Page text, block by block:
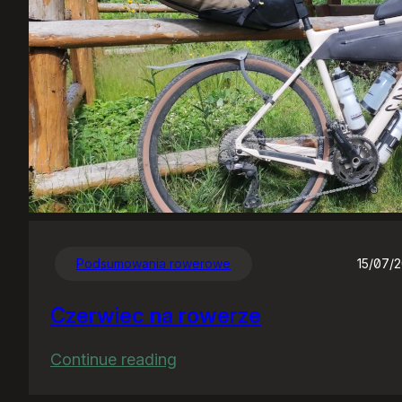
Podsumowania rowerowe 15/07/
Czerwiec na rowerze
Continue reading